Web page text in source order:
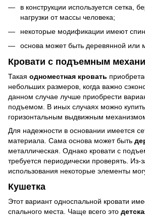
в конструкции используется сетка,
нагрузки от массы человека;
некоторые модификации имеют
основа может быть деревянной или
Кровати с подъемным
Такая одноместная кровать
небольших размеров, когда важно
данном случае лучше приобрести
подъемом. В иных случаях можно
горизонтальным выдвижным
Для надежности в основании имеется
материала. Сама основа может быть
металлическая. Однако кровати с
требуется периодически проверять. Из-
использования некоторые элементы
Кушетка
Этот вариант односпальной кровати
спального места. Чаще всего это